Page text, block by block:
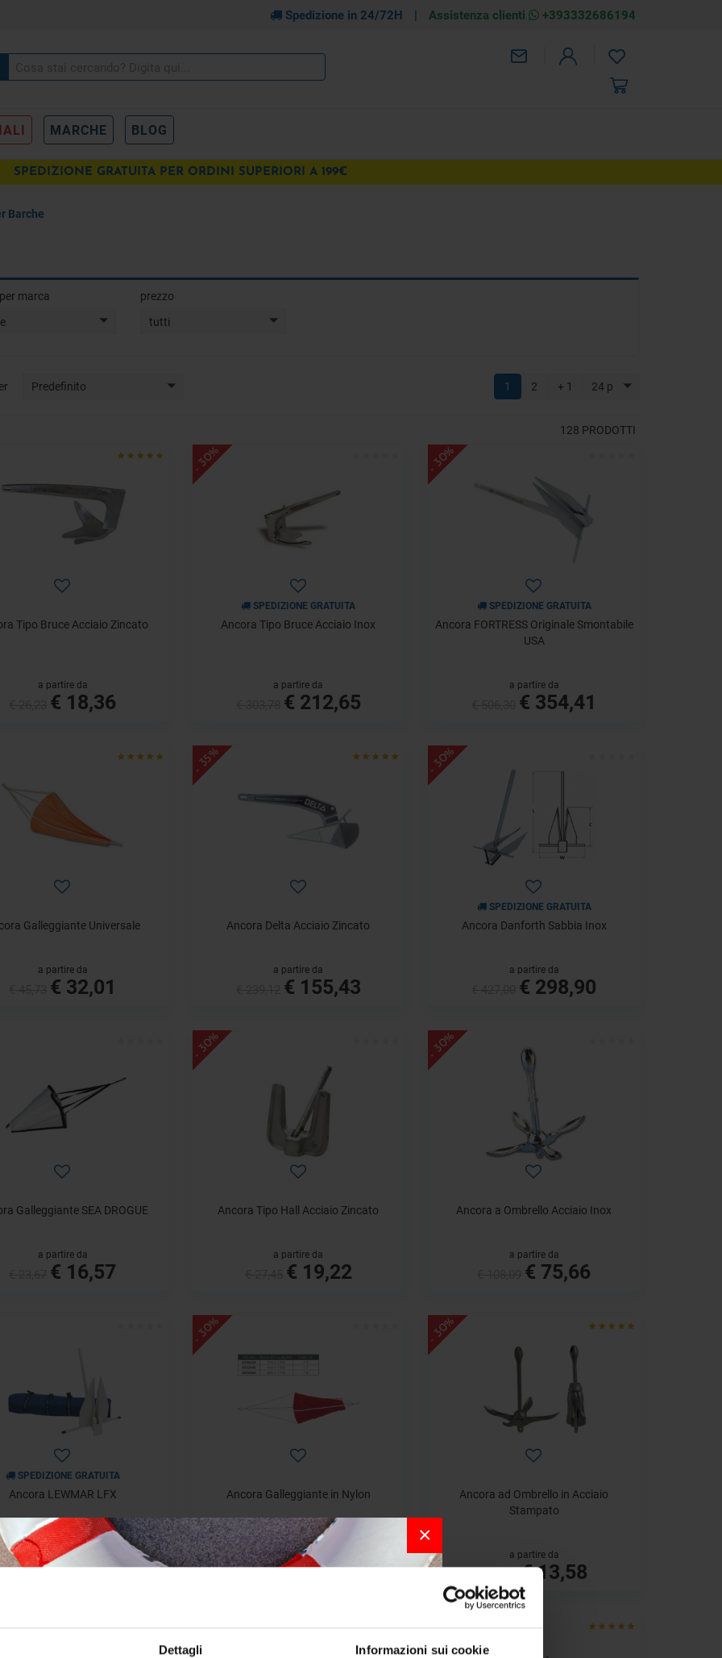
×
Dettagli Informazioni sui cookie
Spedizione in 24/72H | Assistenza clienti +393332686194
MARCHE BLOG
SPEDIZIONE GRATUITA PER ORDINI SUPERIORI A 199€
Barche
marca
prezzo
tutti
Predefinito 24 p
1 2 + 1
128 PRODOTTI
Tipo Bruce Acciaio Zincato
a partire da
€ 18,36
- 30%
SPEDIZIONE GRATUITA
Ancora Tipo Bruce Acciaio Inox
a partire da
€ 212,65
- 30%
SPEDIZIONE GRATUITA
Ancora FORTRESS Originale Smontabile
USA
a partire da
€ 354,41
Galleggiante Universale
a partire da
€ 32,01
- 35%
Ancora Delta Acciaio Zincato
a partire da
€ 155,43
- 30%
SPEDIZIONE GRATUITA
Ancora Danforth Sabbia Inox
a partire da
€ 298,90
Galleggiante SEA DROGUE
a partire da
€ 16,57
- 30%
Ancora Tipo Hall Acciaio Zincato
a partire da
€ 19,22
- 30%
Ancora a Ombrello Acciaio Inox
a partire da
€ 75,66
SPEDIZIONE GRATUITA
Ancora LEWMAR LFX
a partire da
€ 284,98
- 30%
Ancora Galleggiante in Nylon
Disponibile
€ 25,62
- 30%
Ancora ad Ombrello in Acciaio
Stampato
a partire da
€ 13,58
- 30% - 30%